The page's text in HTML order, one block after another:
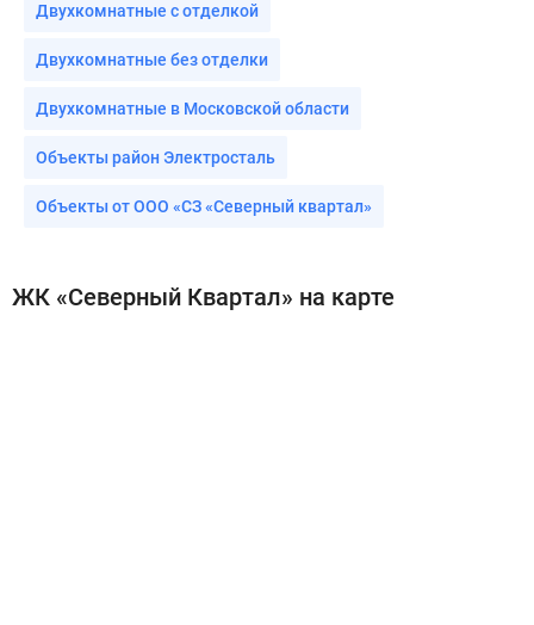
Двухкомнатные с отделкой
Двухкомнатные без отделки
Двухкомнатные в Московской области
Объекты район Электросталь
Объекты от ООО «СЗ «Северный квартал»
ЖК «Северный Квартал» на карте